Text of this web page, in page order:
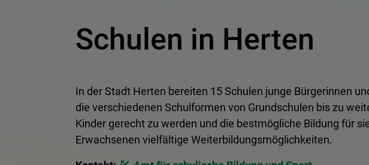
Schulen in Herten
In der Stadt Herten bereiten 15 Schulen junge Bürgerinnen
die verschiedenen Schulformen von Grundschulen bis zu
Kinder gerecht zu werden und die bestmögliche Bildung für
Erwachsenen vielfältige Weiterbildungsmöglichkeiten.